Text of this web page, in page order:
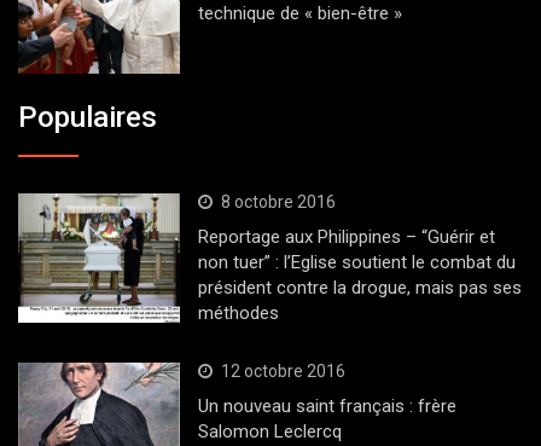
technique de « bien-être »
Populaires
8 octobre 2016
Reportage aux Philippines – “Guérir et
non tuer” : l’Eglise soutient le combat du
président contre la drogue, mais pas ses
méthodes
12 octobre 2016
Un nouveau saint français : frère
Salomon Leclercq